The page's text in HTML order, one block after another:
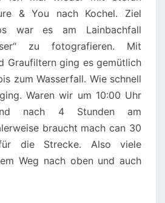
& You nach Kochel. Ziel
war es am Lainbachfall
zu fotografieren. Mit
Graufiltern ging es gemütlich
zum Wasserfall. Wie schnell
Waren wir um 10:00 Uhr
nach 4 Stunden am
braucht mach can 30
die Strecke. Also viele
Weg nach oben und auch